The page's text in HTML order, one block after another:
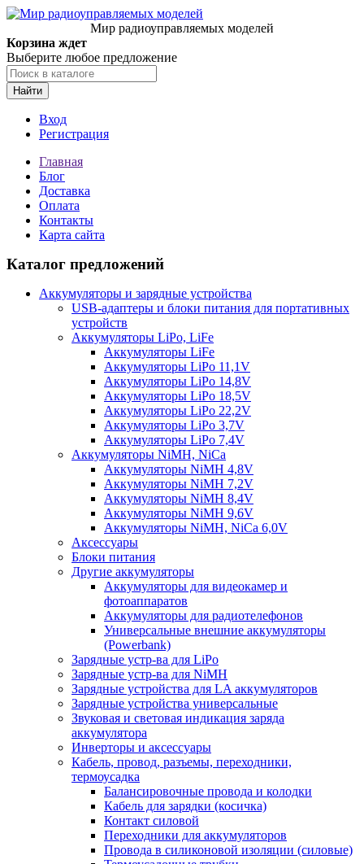
Мир радиоуправляемых моделей
Корзина ждет
Выберите любое предложение
Найти
Вход
Регистрация
Главная
Блог
Доставка
Оплата
Контакты
Карта сайта
Каталог предложений
Аккумуляторы и зарядные устройства
USB-адаптеры и блоки питания для портативных
устройств
Аккумуляторы LiPo, LiFe
Аккумуляторы LiFe
Аккумуляторы LiPo 11,1V
Аккумуляторы LiPo 14,8V
Аккумуляторы LiPo 18,5V
Аккумуляторы LiPo 22,2V
Аккумуляторы LiPo 3,7V
Аккумуляторы LiPo 7,4V
Аккумуляторы NiMH, NiCa
Аккумуляторы NiMH 4,8V
Аккумуляторы NiMH 7,2V
Аккумуляторы NiMH 8,4V
Аккумуляторы NiMH 9,6V
Аккумуляторы NiMH, NiCa 6,0V
Аксессуары
Блоки питания
Другие аккумуляторы
Аккумуляторы для видеокамер и
фотоаппаратов
Аккумуляторы для радиотелефонов
Универсальные внешние аккумуляторы
(Powerbank)
Зарядные устр-ва для LiPo
Зарядные устр-ва для NiMH
Зарядные устройства для LA аккумуляторов
Зарядные устройства универсальные
Звуковая и световая индикация заряда
аккумулятора
Инверторы и аксессуары
Кабель, провод, разъемы, переходники,
термоусадка
Балансировочные провода и колодки
Кабель для зарядки (косичка)
Контакт силовой
Переходники для аккумуляторов
Провода в силиконовой изоляции (силовые)